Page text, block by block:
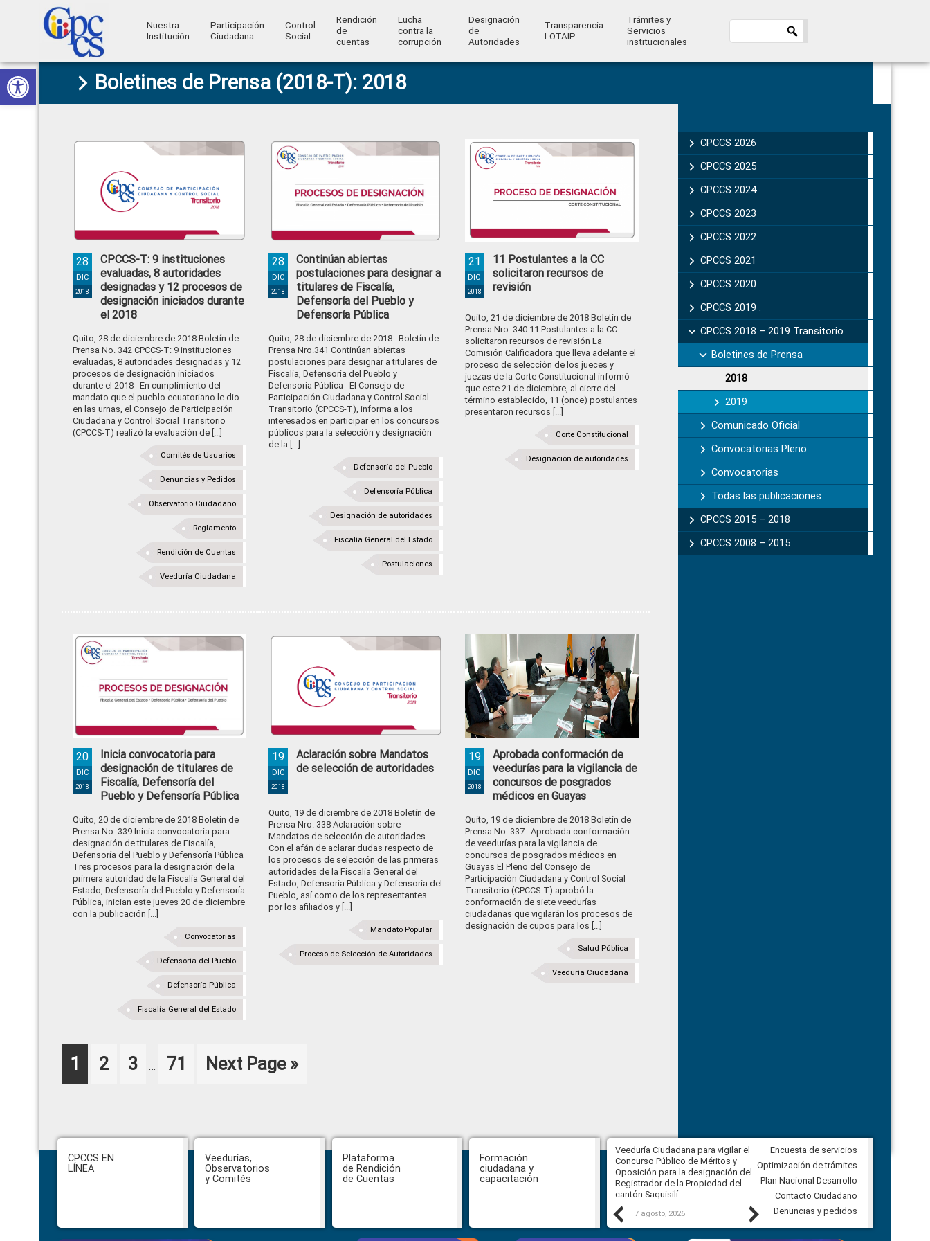
Abrir barra de herramientas
Skip
to
primary
Skip
to
main
Skip
to
primary
Skip
to
footer
Consejo
Ciudadana
Control
Construyendo
Ciudadano
Nuestra
Institución
Participación
Ciudadana
Control
Social
Rendición
de
cuentas
Lucha
contra la
corrupción
Designación
de
Autoridades
Transparencia-
LOTAIP
Trámites y
Servicios
institucionales
Boletines de Prensa (2018-T): 2018
CPCCS-T: 9 instituciones
evaluadas, 8 autoridades
designadas y 12 procesos de
designación iniciados durante
el 2018
28
DIC
2018
Quito, 28 de diciembre de 2018 Boletín de
Prensa No. 342 CPCCS-T: 9 instituciones
evaluadas, 8 autoridades designadas y 12
procesos de designación iniciados
durante el 2018 En cumplimiento del
mandato que el pueblo ecuatoriano le dio
en las urnas, el Consejo de Participación
Ciudadana y Control Social Transitorio
(CPCCS-T) realizó la evaluación de [...]
Comités de Usuarios
Denuncias y Pedidos
Observatorio Ciudadano
Reglamento
Rendición de Cuentas
Veeduría Ciudadana
Continúan abiertas
postulaciones para designar a
titulares de Fiscalía,
Defensoría del Pueblo y
Defensoría Pública
28
DIC
2018
Quito, 28 de diciembre de 2018 Boletín de
Prensa Nro.341 Continúan abiertas
postulaciones para designar a titulares de
Fiscalía, Defensoría del Pueblo y
Defensoría Pública El Consejo de
Participación Ciudadana y Control Social -
Transitorio (CPCCS-T), informa a los
interesados en participar en los concursos
públicos para la selección y designación
de la [...]
Defensoría del Pueblo
Defensoría Pública
Designación de autoridades
Fiscalía General del Estado
Postulaciones
11 Postulantes a la CC
solicitaron recursos de
revisión
21
DIC
2018
Quito, 21 de diciembre de 2018 Boletín de
Prensa Nro. 340 11 Postulantes a la CC
solicitaron recursos de revisión La
Comisión Calificadora que lleva adelante el
proceso de selección de los jueces y
juezas de la Corte Constitucional informó
que este 21 de diciembre, al cierre del
término establecido, 11 (once) postulantes
presentaron recursos [...]
Corte Constitucional
Designación de autoridades
Inicia convocatoria para
designación de titulares de
Fiscalía, Defensoría del
Pueblo y Defensoría Pública
20
DIC
2018
Quito, 20 de diciembre de 2018 Boletín de
Prensa No. 339 Inicia convocatoria para
designación de titulares de Fiscalía,
Defensoría del Pueblo y Defensoría Pública
Tres procesos para la designación de la
primera autoridad de la Fiscalía General del
Estado, Defensoría del Pueblo y Defensoría
Pública, inician este jueves 20 de diciembre
con la publicación [...]
Convocatorias
Defensoría del Pueblo
Defensoría Pública
Fiscalía General del Estado
Aclaración sobre Mandatos
de selección de autoridades
19
DIC
2018
Quito, 19 de diciembre de 2018 Boletín de
Prensa Nro. 338 Aclaración sobre
Mandatos de selección de autoridades
Con el afán de aclarar dudas respecto de
los procesos de selección de las primeras
autoridades de la Fiscalía General del
Estado, Defensoría Pública y Defensoría del
Pueblo, así como de los representantes
por los afiliados y [...]
Mandato Popular
Proceso de Selección de Autoridades
Aprobada conformación de
veedurías para la vigilancia de
concursos de posgrados
médicos en Guayas
19
DIC
2018
Quito, 19 de diciembre de 2018 Boletín de
Prensa No. 337 Aprobada conformación
de veedurías para la vigilancia de
concursos de posgrados médicos en
Guayas El Pleno del Consejo de
Participación Ciudadana y Control Social
Transitorio (CPCCS-T) aprobó la
conformación de siete veedurías
ciudadanas que vigilarán los procesos de
designación de cupos para los [...]
Salud Pública
Veeduría Ciudadana
Page
1 Page
2 Page
3
pages
… Page
71
Go
Next Page »
Sidebar
CPCCS 2026
CPCCS 2025
CPCCS 2024
CPCCS 2023
CPCCS 2022
CPCCS 2021
CPCCS 2020
CPCCS 2019 .
CPCCS 2018 – 2019 Transitorio
Boletines de Prensa
2018
2019
Comunicado Oficial
Convocatorias Pleno
Convocatorias
Todas las publicaciones
CPCCS 2015 – 2018
CPCCS 2008 – 2015
Footer
CPCCS EN
LÍNEA
Veedurías,
Observatorios
y Comités
Plataforma
de Rendición
de Cuentas
Formación
ciudadana y
capacitación
Previous
CPCCS aprueba convocatoria a
Veeduría para designación de la
autoridad de la SOT
Veeduría Ciudadana para vigilar el
Concurso Público de Méritos y
Oposición para la designación del
Registrador de la Propiedad del
cantón Saquisilí
7 agosto, 2026
Veeduría Ciudadana para vigilar la
construcción del asfaltado de
Ballenita del cantón Santa Elena
7 agosto, 2026
Next
Encuesta de servicios
Optimización de trámites
Plan Nacional Desarrollo
Contacto Ciudadano
Denuncias y pedidos